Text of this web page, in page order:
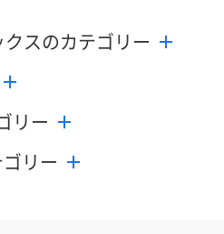
スのカテゴリー
リー
リー